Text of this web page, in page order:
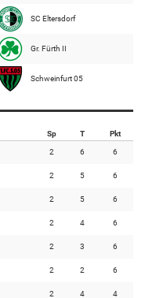
SC Eltersdorf
Gr. Fürth II
Schweinfurt 05
Sp T Pkt
2 6 6
2 5 6
2 5 6
2 4 6
2 3 6
2 2 6
2 4 4